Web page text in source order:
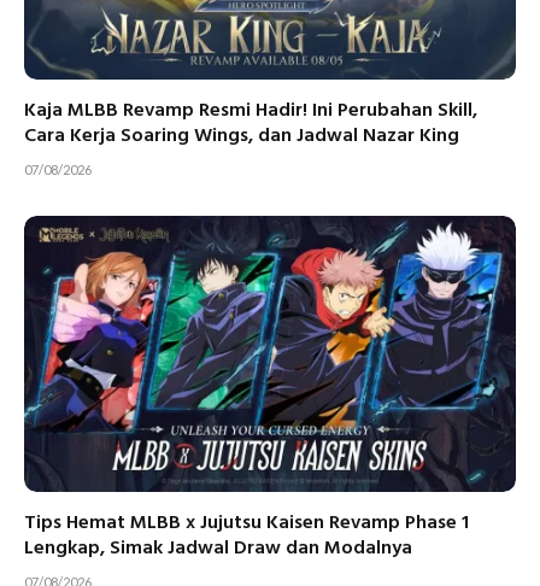
Kaja MLBB Revamp Resmi Hadir! Ini Perubahan Skill,
Cara Kerja Soaring Wings, dan Jadwal Nazar King
07/08/2026
Tips Hemat MLBB x Jujutsu Kaisen Revamp Phase 1
Lengkap, Simak Jadwal Draw dan Modalnya
07/08/2026